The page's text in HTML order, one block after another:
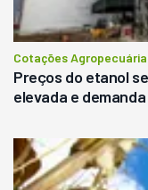
Cotações
Preços do etanol
elevada e